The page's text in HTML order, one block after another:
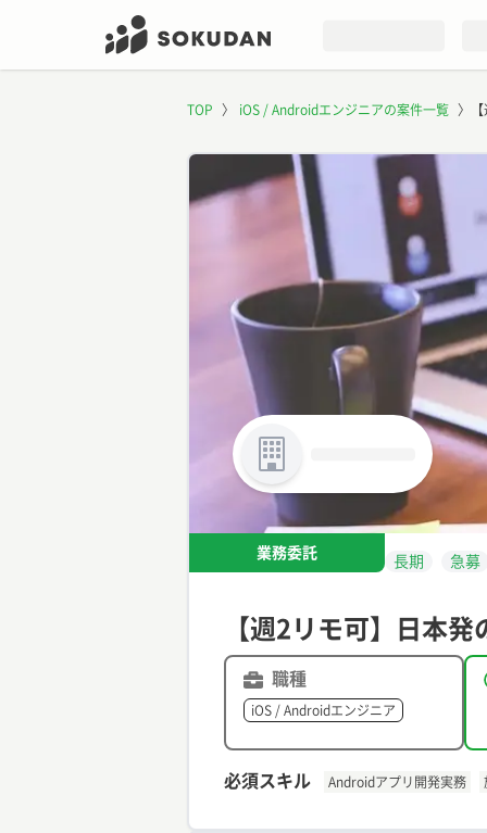
TOP 〉 iOS / Androidエンジニアの案件一覧 〉
業務委託
長期 急募
【週2リモ可】日本
職種
iOS / Androidエンジニア
必須スキル Androidアプリ開発実務